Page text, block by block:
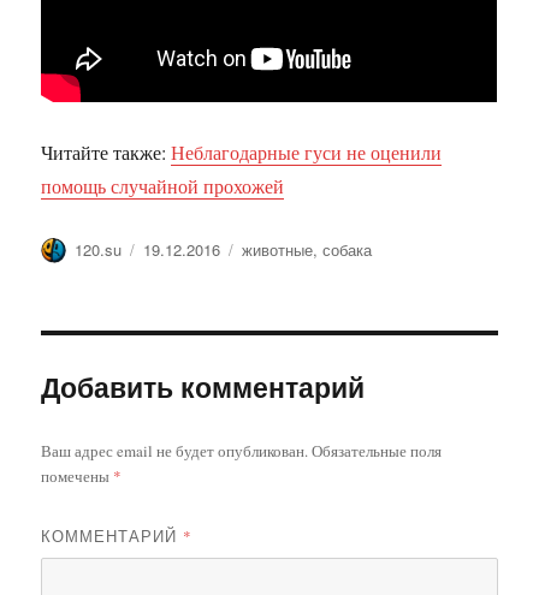
Читайте также:Неблагодарные гуси не оценили
помощь случайной прохожей
Автор
120.su Опубликовано
19.12.2016 Метки
животные,собака
Добавить комментарий
Ваш адрес email не будет опубликован.Обязательные поля
помечены *
КОММЕНТАРИЙ *